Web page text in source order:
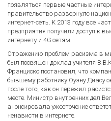
появляться первые частные
правительство развернуло
интернет-сеть. К 2013 году все
предприятия получили доступ к
интернету и 4G сетям.
Отражению проблем расизма в
был посвящен доклад учителя
Франциско постановил, что
бывшему работнику Оуэну Диасу
после того, как он пережил
месте. Министр внутренних дел
анонсировала ужесточение
ненависти в интернете.